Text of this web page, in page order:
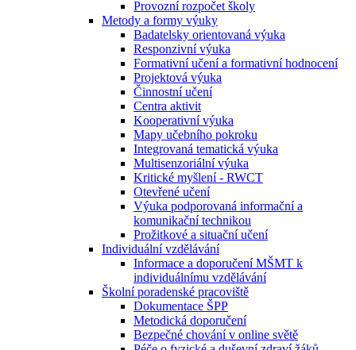
Provozní rozpočet školy
Metody a formy výuky
Badatelsky orientovaná výuka
Responzivní výuka
Formativní učení a formativní hodnocení
Projektová výuka
Činnostní učení
Centra aktivit
Kooperativní výuka
Mapy učebního pokroku
Integrovaná tematická výuka
Multisenzoriální výuka
Kritické myšlení - RWCT
Otevřené učení
Výuka podporovaná informační a
komunikační technikou
Prožitkové a situační učení
Individuální vzdělávání
Informace a doporučení MŠMT k
individuálnímu vzdělávání
Školní poradenské pracoviště
Dokumentace ŠPP
Metodická doporučení
Bezpečné chování v online světě